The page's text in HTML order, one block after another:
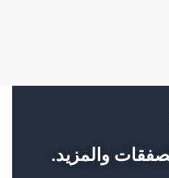
والمزيد.